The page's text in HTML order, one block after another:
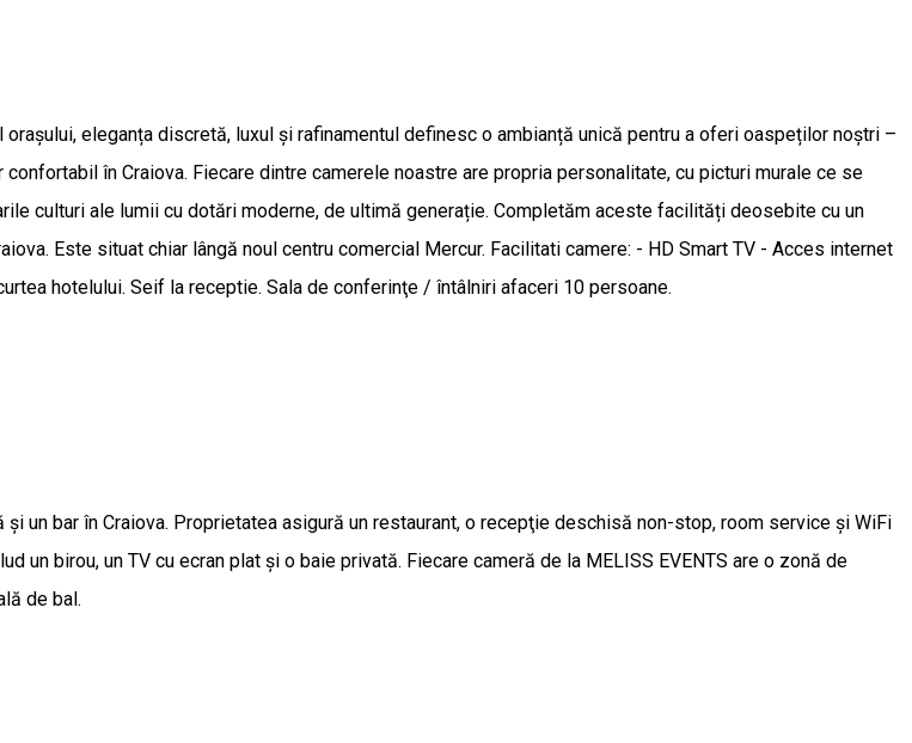
eleganța discretă, luxul și rafinamentul definesc o ambianță unică pentru a oferi oaspeților noștri –
în Craiova. Fiecare dintre camerele noastre are propria personalitate, cu picturi murale ce se
culturi ale lumii cu dotări moderne, de ultimă generație. Completăm aceste facilități deosebite cu un
Este situat chiar lângă noul centru comercial Mercur. Facilitati camere: - HD Smart TV - Acces internet
hotelului. Seif la receptie. Sala de conferinţe / întâlniri afaceri 10 persoane.
un bar în Craiova. Proprietatea asigură un restaurant, o recepţie deschisă non-stop, room service şi WiFi
un birou, un TV cu ecran plat şi o baie privată. Fiecare cameră de la MELISS EVENTS are o zonă de
de bal.